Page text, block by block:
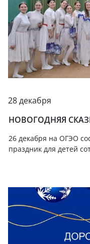
28 декабря
НОВОГОДНЯЯ
26 декабря на ОГЭО
праздник для детей